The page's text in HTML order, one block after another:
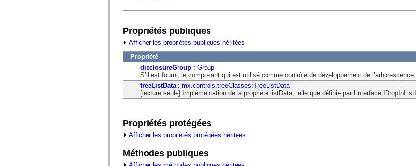
Propriétés publiques
Afficher les propriétés publiques héritées
Propriété
disclosureGroup : Group
S’il est fourni, le composant qui est utilisé comme contrôle de développement de l’arborescence.
treeListData : mx.controls.treeClasses:TreeListData
[lecture seule] Implémentation de la propriété listData, telle que définie par l’interface
Propriétés protégées
Afficher les propriétés protégées héritées
Méthodes publiques
Afficher les méthodes publiques héritées